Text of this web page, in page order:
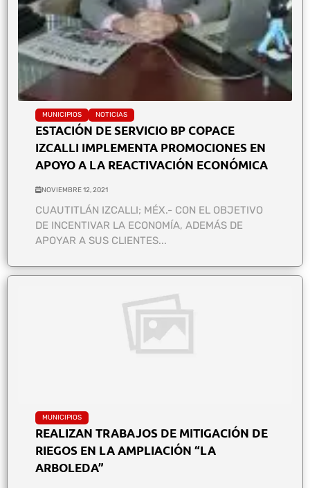
MUNICIPIOS NOTICIAS
ESTACIÓN DE SERVICIO BP COPACE
IZCALLI IMPLEMENTA PROMOCIONES EN
APOYO A LA REACTIVACIÓN ECONÓMICA
NOVIEMBRE 12, 2021
CUAUTITLÁN IZCALLI; MÉX.- CON EL OBJETIVO
DE INCENTIVAR LA ECONOMÍA, ADEMÁS DE
APOYAR A SUS CLIENTES...
MUNICIPIOS
REALIZAN TRABAJOS DE MITIGACIÓN DE
RIEGOS EN LA AMPLIACIÓN “LA
ARBOLEDA”